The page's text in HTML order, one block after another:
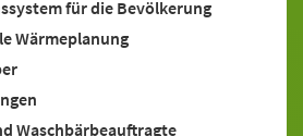
für die Bevölkerung
Wärmeplanung
Waschbärbeauftragte